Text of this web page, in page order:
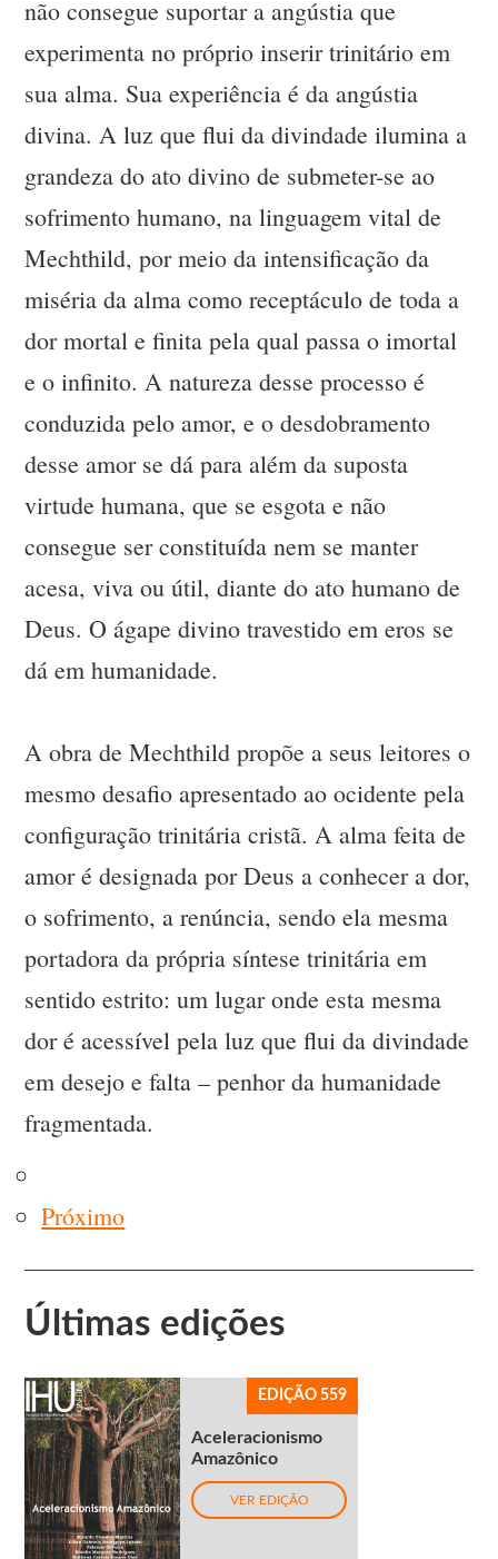
não consegue suportar a angústia que
experimenta no próprio inserir trinitário em
sua alma. Sua experiência é da angústia
divina. A luz que flui da divindade ilumina a
grandeza do ato divino de submeter-se ao
sofrimento humano, na linguagem vital de
Mechthild, por meio da intensificação da
miséria da alma como receptáculo de toda a
dor mortal e finita pela qual passa o imortal
e o infinito. A natureza desse processo é
conduzida pelo amor, e o desdobramento
desse amor se dá para além da suposta
virtude humana, que se esgota e não
consegue ser constituída nem se manter
acesa, viva ou útil, diante do ato humano de
Deus. O ágape divino travestido em eros se
dá em humanidade.
A obra de Mechthild propõe a seus leitores o
mesmo desafio apresentado ao ocidente pela
configuração trinitária cristã. A alma feita de
amor é designada por Deus a conhecer a dor,
o sofrimento, a renúncia, sendo ela mesma
portadora da própria síntese trinitária em
sentido estrito: um lugar onde esta mesma
dor é acessível pela luz que flui da divindade
em desejo e falta – penhor da humanidade
fragmentada.
Próximo
Últimas edições
EDIÇÃO 559
Aceleracionismo
Amazônico
VER EDIÇÃO